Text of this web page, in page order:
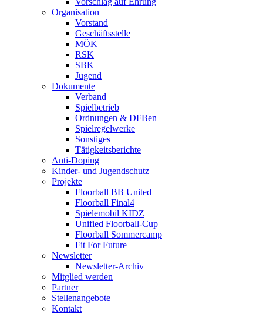
Organisation
Vorstand
Geschäftsstelle
MÖK
RSK
SBK
Jugend
Dokumente
Verband
Spielbetrieb
Ordnungen & DFBen
Spielregelwerke
Sonstiges
Tätigkeitsberichte
Anti-Doping
Kinder- und Jugendschutz
Projekte
Floorball BB United
Floorball Final4
Spielemobil KIDZ
Unified Floorball-Cup
Floorball Sommercamp
Fit For Future
Newsletter
Newsletter-Archiv
Mitglied werden
Partner
Stellenangebote
Kontakt